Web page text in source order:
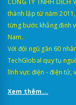
thành lập từ năm
từng bước khẳng định
Nam.
Với đội ngũ gần 60
TechGlobal quy tụ
lĩnh vực điện - điện tử,
Xem thêm...